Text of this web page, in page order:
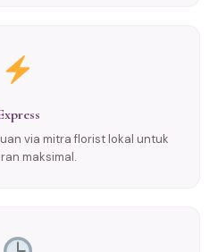
via mitra florist lokal untuk
maksimal.